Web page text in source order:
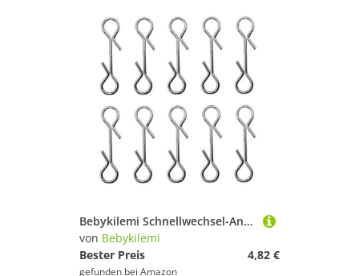
Bebykilemi Schnellwechsel-Angel-Clips aus Edelstahl, für Meeresangeln, Salzwasser-Terminal, Tackle, Schnellspannglieder, 10 mm, 15 mm, Fastlink-Wirbel (15 mm), 30 Stück
von Bebykilemi
Bester Preis
4,82 €
gefunden bei Amazon